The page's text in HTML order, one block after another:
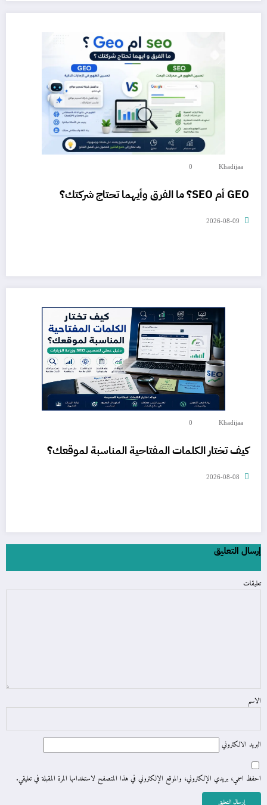
Khadijaa
0
GEO أم SEO؟ ما الفرق وأيهما تحتاج شركتك؟
2026-08-09
Khadijaa
0
كيف تختار الكلمات المفتاحية المناسبة لموقعك؟
2026-08-08
إرسال التعليق
تعليقات
الاسم
البريد الالكتروني
احفظ اسمي، بريدي الإلكتروني، والموقع الإلكتروني في هذا المتصفح لاستخدامها المرة المقبلة في تعليقي.